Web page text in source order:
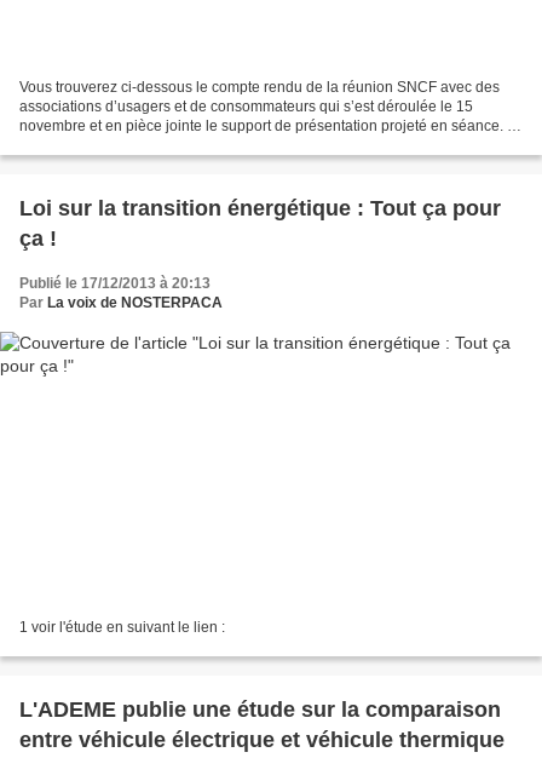
Vous trouverez ci-dessous le compte rendu de la réunion SNCF avec des
associations d’usagers et de consommateurs qui s’est déroulée le 15
novembre et en pièce jointe le support de présentation projeté en séance. -
Loi sur la transition énergétique : Tout ça pour
ça !
Publié le 17/12/2013 à 20:13
Par La voix de NOSTERPACA
1 voir l'étude en suivant le lien :
L'ADEME publie une étude sur la comparaison
entre véhicule électrique et véhicule thermique